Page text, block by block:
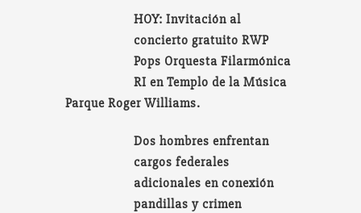
HOY: Invitación al
concierto gratuito RWP
Pops Orquesta Filarmónica
RI en Templo de la Música
Parque Roger Williams.
Dos hombres enfrentan
cargos federales
adicionales en conexión
pandillas y crimen